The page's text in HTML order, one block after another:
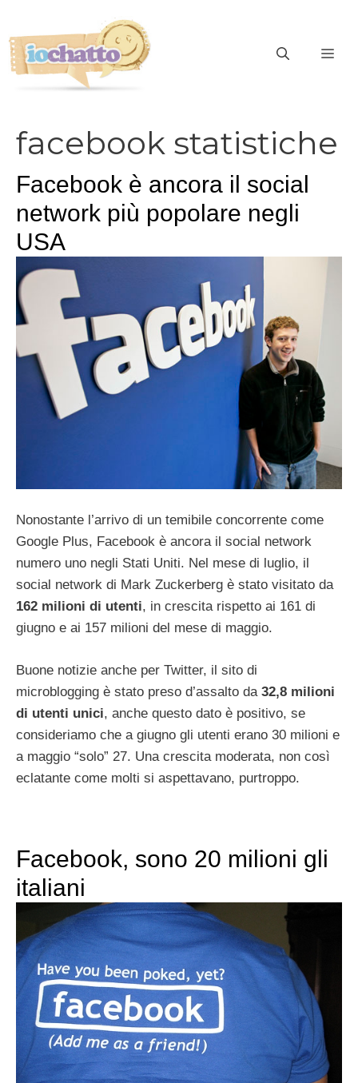
contenuto
facebook statistiche
Facebook è ancora il social
network più popolare negli
USA
Nonostante l’arrivo di un temibile concorrente come
Google Plus, Facebook è ancora il social network
numero uno negli Stati Uniti. Nel mese di luglio, il
social network di Mark Zuckerberg è stato visitato da
162 milioni di utenti, in crescita rispetto ai 161 di
giugno e ai 157 milioni del mese di maggio.
Buone notizie anche per Twitter, il sito di
microblogging è stato preso d’assalto da 32,8 milioni
di utenti unici, anche questo dato è positivo, se
consideriamo che a giugno gli utenti erano 30 milioni e
a maggio “solo” 27. Una crescita moderata, non così
eclatante come molti si aspettavano, purtroppo.
Facebook, sono 20 milioni gli
italiani